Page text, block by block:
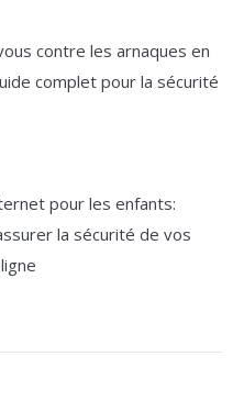
contre les arnaques en
complet pour la sécurité
pour les enfants:
la sécurité de vos